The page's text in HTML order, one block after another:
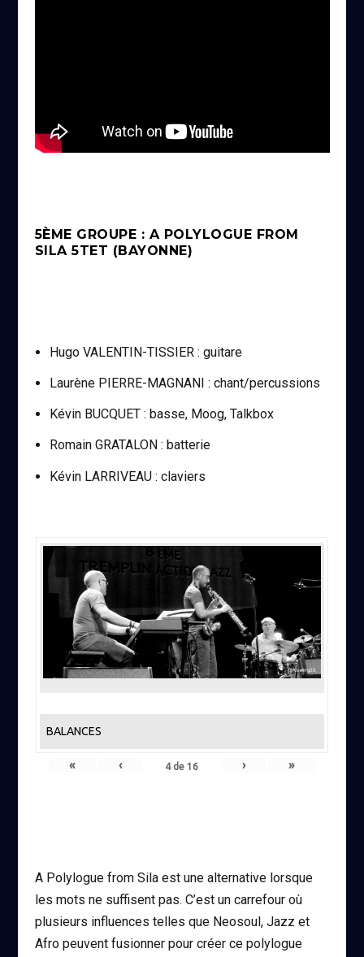
5ÈME GROUPE : A POLYLOGUE FROM
SILA 5TET (BAYONNE)
Hugo VALENTIN-TISSIER : guitare
Laurène PIERRE-MAGNANI : chant/percussions
Kévin BUCQUET : basse, Moog, Talkbox
Romain GRATALON : batterie
Kévin LARRIVEAU : claviers
BALANCES
« ‹ 4de16 › »
A Polylogue from Sila est une alternative lorsque
les mots ne suffisent pas. C’est un carrefour où
plusieurs influences telles que Neosoul, Jazz et
Afro peuvent fusionner pour créer ce polylogue